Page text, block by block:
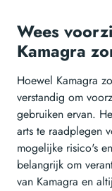
Wees
Kamagra
Hoewel Kamagra
verstandig om
gebruiken ervan.
arts te raadplegen
mogelijke risico's
belangrijk om
van Kamagra en